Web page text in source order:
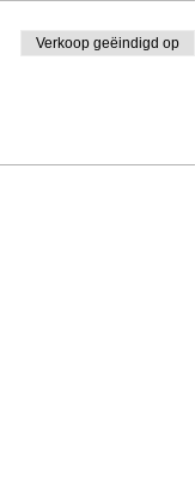
Verkoop geëindigd op